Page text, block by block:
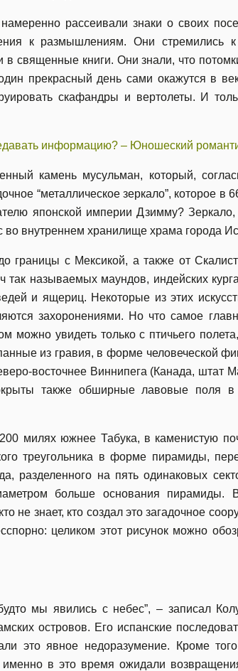
рассеивали знаки о своих
к размышлениям. Они стремились
священные книги. Они знали, что
прекрасный день сами окажутся в
скафандры и вертолеты. И
информацию? – Юношеский
камень мусульман, который,
“металлическое зеркало”, которое в
японской империи Дзимму? Зеркало,
во внутреннем хранилище храма города
границы с Мексикой, а также от
так называемых маундов, индейских
и ящериц. Некоторые из этих
захоронениями. Но что самое
можно увидеть только с птичьего
из гравия, в форме человеческой
восточнее Виннипега (Канада, штат
также обширные лавовые поля в
милях южнее Табука, в каменистую
треугольника в форме пирамиды,
разделенного на пять одинаковых
больше основания пирамиды. В
не знает, кто создал это загадочное
целиком этот рисунок можно
мы явились с небес”, – записал
островов. Его испанские
это явное недоразумение. Кроме
в это время ожидали